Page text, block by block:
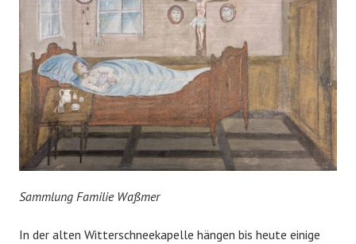
Sammlung Familie Waßmer
In der alten Witterschneekapelle hängen bis heute einige